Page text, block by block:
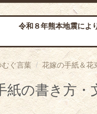
令和８年熊本地震によ
むぐ言葉 花嫁の手紙＆花
紙の書き方・